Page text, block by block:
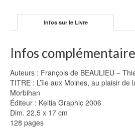
Infos sur le Livre
Infos
Auteurs : François de BEAULIEU –
TITRE : L’île aux Moines, au plaisir de
Morbihan
Éditeur : Keltia Graphic 2006
Dim. 22,5 x 17 cm
128 pages